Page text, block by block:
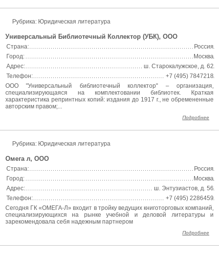
Рубрика: Юридическая литература
Универсальный Библиотечный Коллектор (УБК), ООО
Страна:
Россия
Город:
Москва
Адрес:
ш. Старокалужское, д. 62
Телефон:
+7 (495) 7847218
ООО "Универсальный библиотечный коллектор" – организация,
специализирующаяся на комплектовании библиотек. Краткая
характеристика репринтных копий: издания до 1917 г., не обремененные
авторским правом;...
Подробнее
Рубрика: Юридическая литература
Омега л, ООО
Страна:
Россия
Город:
Москва
Адрес:
ш. Энтузиастов, д. 56
Телефон:
+7 (495) 2286459
Сегодня ГК «ОМЕГА-Л» входит в тройку ведущих книготорговых компаний,
специализирующихся на рынке учебной и деловой литературы и
зарекомендовала себя надежным партнером
Подробнее